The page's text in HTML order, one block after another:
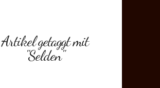
Artikel getaggt mit
"Selden"